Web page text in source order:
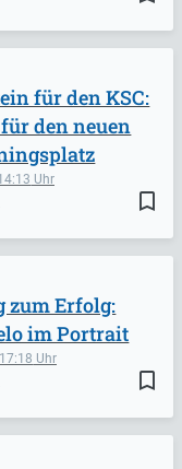
bookmark_border
für den KSC:
den neuen
bookmark_border
17:18
zum Erfolg:
im Portrait